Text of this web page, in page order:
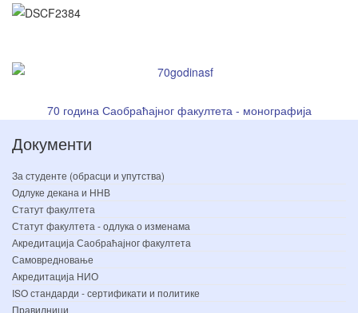
70 година Саобраћајног факултета - монографија
Документи
За студенте (обрасци и упутства)
Одлуке декана и ННВ
Статут факултета
Статут факултета - одлука о изменама
Акредитација Саобраћајног факултета
Самовредновање
Акредитација НИО
ISO стандарди - сертификати и политике
Правилници